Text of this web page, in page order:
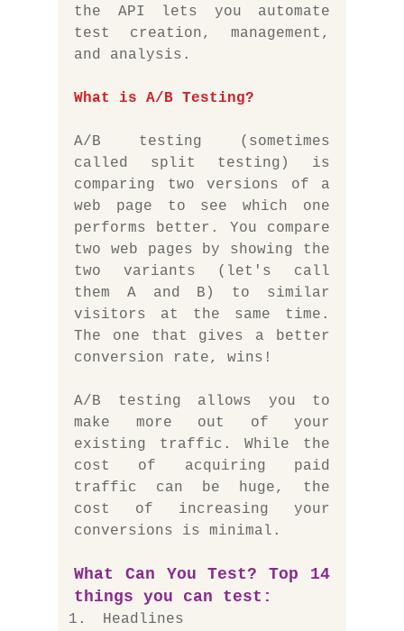
the API lets you automate
test creation, management,
and analysis.
What is A/B Testing?
A/B testing (sometimes
called split testing) is
comparing two versions of a
web page to see which one
performs better. You compare
two web pages by showing the
two variants (let's call
them A and B) to similar
visitors at the same time.
The one that gives a better
conversion rate, wins!
A/B testing allows you to
make more out of your
existing traffic. While the
cost of acquiring paid
traffic can be huge, the
cost of increasing your
conversions is minimal.
What Can You Test? Top 14
things you can test:
Headlines